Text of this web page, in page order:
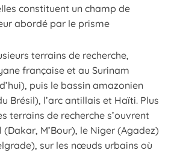
constituent un champ de
abordé par le prisme
terrains de recherche,
française et au Surinam
puis le bassin amazonien
Brésil), l’arc antillais et Haïti. Plus
terrains de recherche s’ouvrent
(Dakar, M’Bour), le Niger (Agadez)
sur les nœuds urbains où